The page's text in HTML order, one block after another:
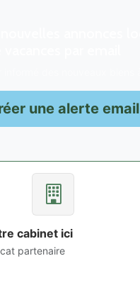
une alerte email
cabinet ici
partenaire